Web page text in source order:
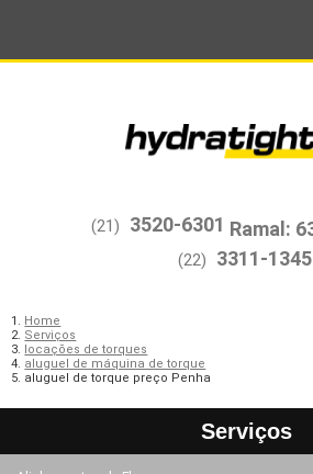
(21) 3520-6301
(22) 3311-1345
Home
Serviços
locações de torques
aluguel de máquina de torque
aluguel de torque preço Penha
Serviços